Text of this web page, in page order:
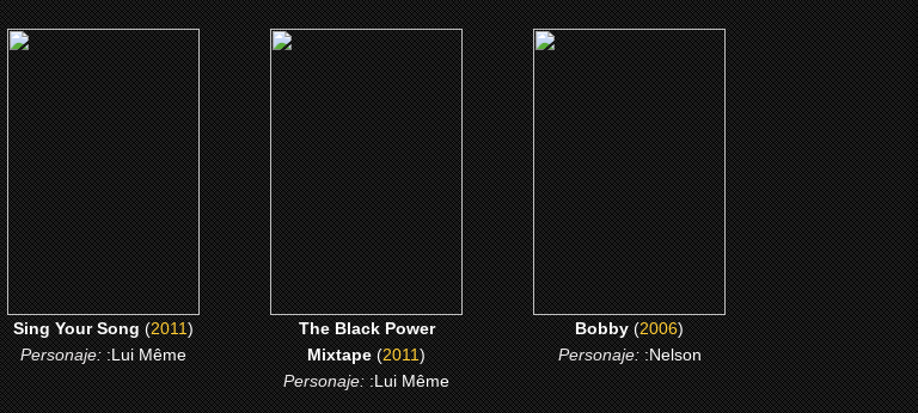
(2011)
Sing Your Song
CLICK ME
Sing Your Song(2011)
Personaje::Lui Même
(2011)
The Black Power
Mixtape
CLICK ME
The Black Power
Mixtape(2011)
Personaje::Lui Même
(2006)
Bobby
CLICK ME
Bobby(2006)
Personaje::Nelson